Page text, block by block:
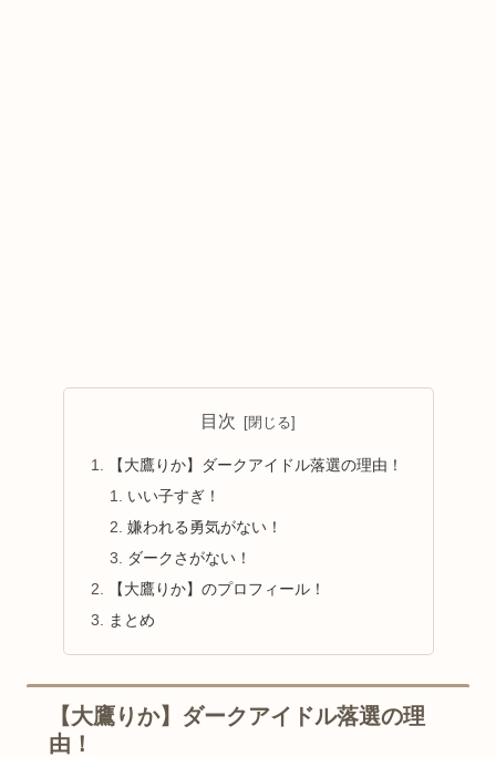
目次
【大鷹りか】ダークアイドル落選の理由！
いい子すぎ！
嫌われる勇気がない！
ダークさがない！
【大鷹りか】のプロフィール！
まとめ
【大鷹りか】ダークアイドル落選の理
由！